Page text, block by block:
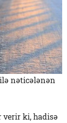
nəticələnən
verir ki, hadisə